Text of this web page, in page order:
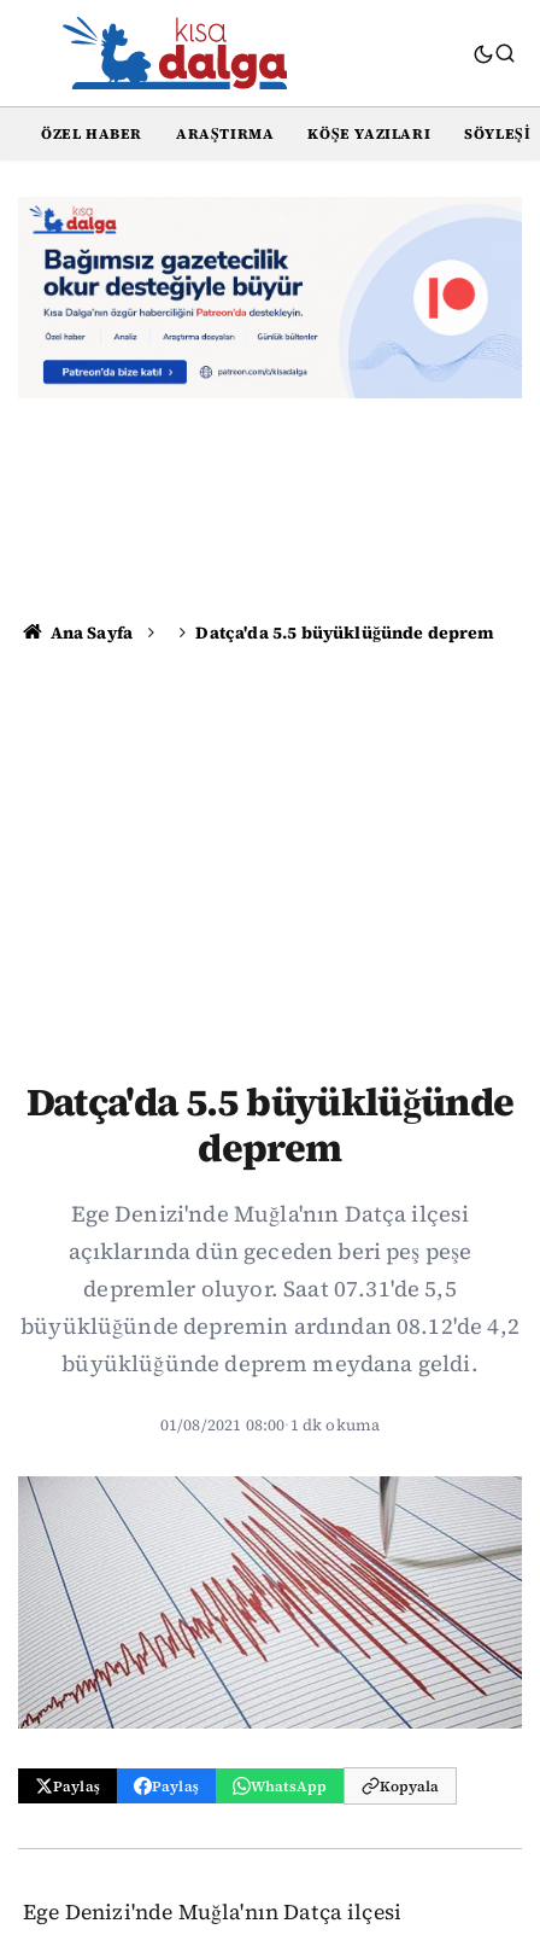
ÖZEL HABER ARAŞTIRMA KÖŞE YAZILARI SÖYLEŞI
Ana Sayfa Datça'da 5.5 büyüklüğünde deprem
Datça'da 5.5 büyüklüğünde
deprem
Ege Denizi'nde Muğla'nın Datça ilçesi
açıklarında dün geceden beri peş peşe
depremler oluyor. Saat 07.31'de 5,5
büyüklüğünde depremin ardından 08.12'de 4,2
büyüklüğünde deprem meydana geldi.
01/08/2021 08:00·1 dk okuma
Paylaş Paylaş WhatsApp Kopyala
Ege Denizi'nde Muğla'nın Datça ilçesi